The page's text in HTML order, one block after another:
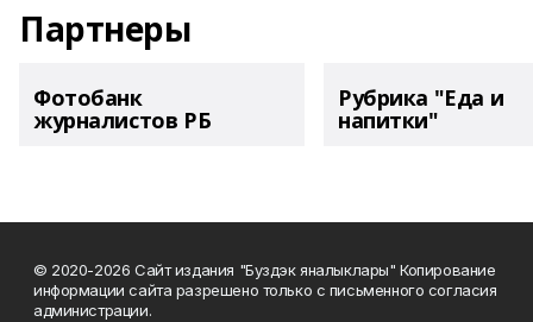
Партнеры
Фотобанк
журналистов РБ
Рубрика "Еда и
напитки"
© 2020-2026 Сайт издания "Буздэк яналыклары" Копирование
информации сайта разрешено только с письменного согласия
администрации.